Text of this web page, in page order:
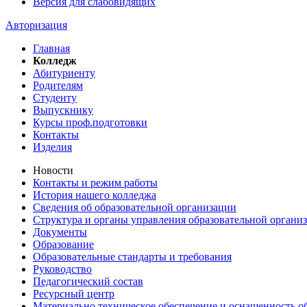
Авторизация
Главная
Колледж
Абитуриенту
Родителям
Студенту
Выпускнику
Курсы проф.подготовки
Контакты
Изделия
Новости
Контакты и режим работы
История нашего колледжа
Сведения об образовательной организации
Структура и органы управления образовательной
Документы
Образование
Образовательные стандарты и требования
Руководство
Педагогический состав
Ресурсный центр